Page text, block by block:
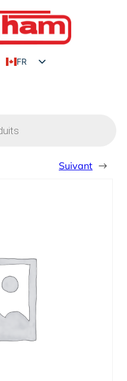
FR
Suivant →